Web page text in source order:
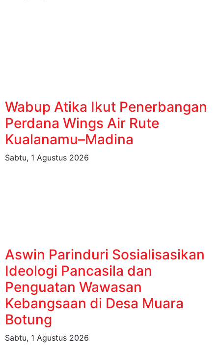
Wabup Atika Ikut Penerbangan
Perdana Wings Air Rute
Kualanamu–Madina
Sabtu, 1 Agustus 2026
Aswin Parinduri Sosialisasikan
Ideologi Pancasila dan
Penguatan Wawasan
Kebangsaan di Desa Muara
Botung
Sabtu, 1 Agustus 2026